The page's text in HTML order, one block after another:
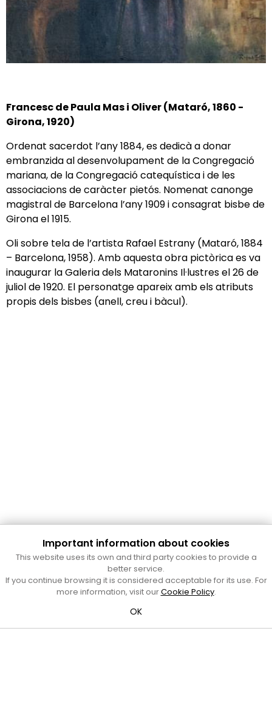
Francesc de Paula Mas i Oliver (Mataró, 1860 -
Girona, 1920)
Ordenat sacerdot l’any 1884, es dedicà a donar
embranzida al desenvolupament de la Congregació
mariana, de la Congregació catequística i de les
associacions de caràcter pietós. Nomenat canonge
magistral de Barcelona l’any 1909 i consagrat bisbe de
Girona el 1915.
Oli sobre tela de l’artista Rafael Estrany (Mataró, 1884
– Barcelona, 1958). Amb aquesta obra pictòrica es va
inaugurar la Galeria dels Mataronins Il·lustres el 26 de
juliol de 1920. El personatge apareix amb els atributs
propis dels bisbes (anell, creu i bàcul).
Cultura Mataró
Ajuntament de Mataró
C. de Sant Josep, 9 (Mataró, 08302)
Horari d'obertura: dilluns, dimecres i divendres de 10 a 13 h.
També podeu contactar-nos a
Bústia ciutadana
Important information about cookies
This website uses its own and third party cookies to provide a
better service.
If you continue browsing it is considered acceptable for its use. For
more information, visit ourCookie Policy.
OK